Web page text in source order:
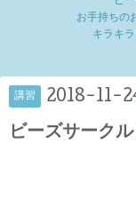
お手持ちの
キラキ
講習 2018-11-
ビーズサーク